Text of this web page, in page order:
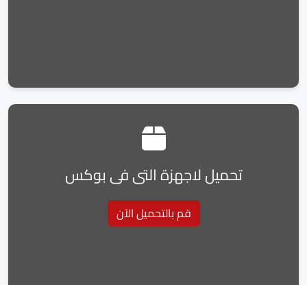
تحميل لاجهزة التى فى بوكس
قم بالتحميل الآن